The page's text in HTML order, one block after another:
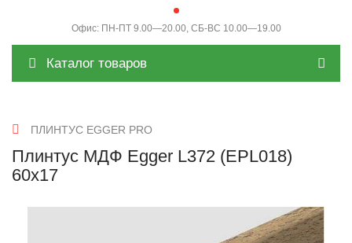
Офис: ПН-ПТ 9.00—20.00, СБ-ВС 10.00—19.00
Каталог товаров
ПЛИНТУС EGGER PRO
Плинтус МДФ Egger L372 (EPL018)
60х17